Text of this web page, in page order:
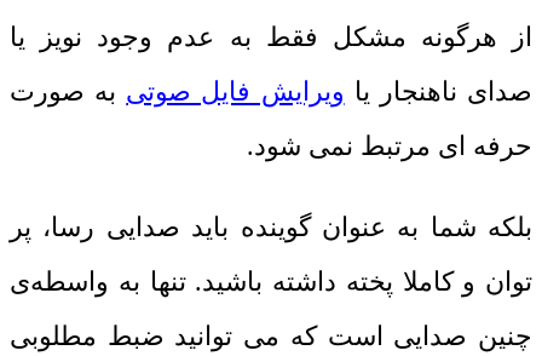
از هرگونه مشکل فقط به عدم وجود نویز یا
صدای ناهنجار یا ویرایش فایل صوتی به صورت
حرفه ای مرتبط نمی شود.
بلکه شما به عنوان گوینده باید صدایی رسا، پر
توان و کاملا پخته داشته باشید. تنها به واسطه‌ی
چنین صدایی است که می توانید ضبط مطلوبی